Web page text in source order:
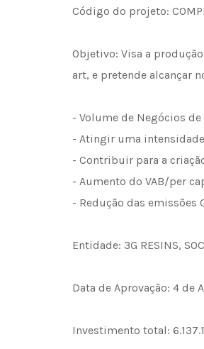
Código do projeto:
Objetivo: Visa a
art, e pretende alcançar
- Volume de Negócios
- Atingir uma
- Contribuir para a
- Aumento do VAB/per
- Redução das emissões
Entidade: 3G RESINS,
Data de Aprovação: 4 de
Investimento total: